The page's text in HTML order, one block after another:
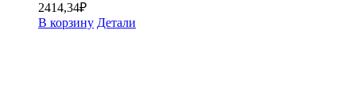
2414,34₽
В корзину Детали